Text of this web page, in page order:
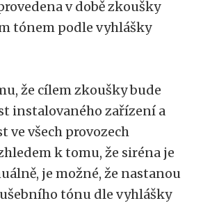
v době zkoušky
tónem podle vyhlášky
že cílem zkoušky bude
instalovaného zařízení a
ve všech provozech
k tomu, že siréna je
je možné, že nastanou
tónu dle vyhlášky